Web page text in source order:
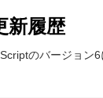
新履歴
のバージョン